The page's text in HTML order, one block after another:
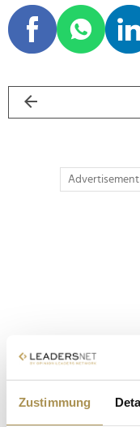
Zustimmung
Advertisement